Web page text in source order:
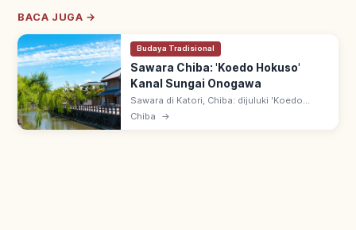
BACA JUGA →
Budaya Tradisional
Sawara Chiba: 'Koedo Hokuso'
Kanal Sungai Onogawa
Sawara di Katori, Chiba: dijuluki 'Koedo
Hokuso' (Kota Edo Kecil). Pusat transportasi
Chiba →